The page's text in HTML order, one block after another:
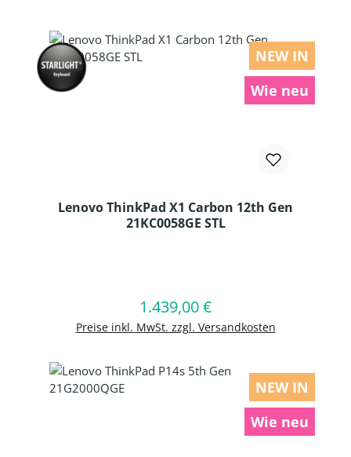
NEW IN
Wie neu
Lenovo ThinkPad X1 Carbon 12th Gen
21KC0058GE STL
Regulärer Preis:
1.439,00 €
Preise inkl. MwSt. zzgl. Versandkosten
In den Warenkorb
NEW IN
Wie neu